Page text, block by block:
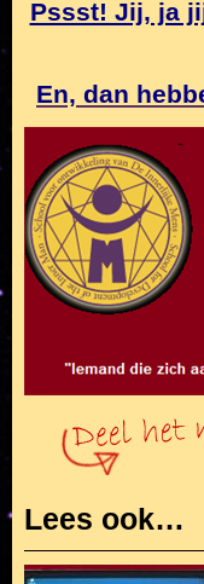
Pssst! Jij, ja
En, dan
Lees ook…